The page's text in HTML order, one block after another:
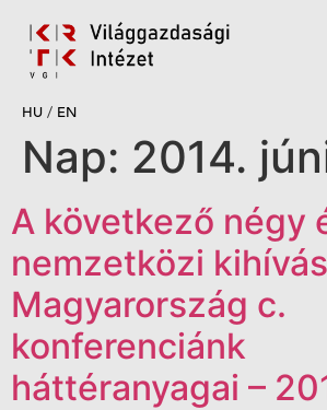
HU / EN
Nap: 2014.
A következő négy
nemzetközi
Magyarország c.
konferenciánk
háttéranyagai –